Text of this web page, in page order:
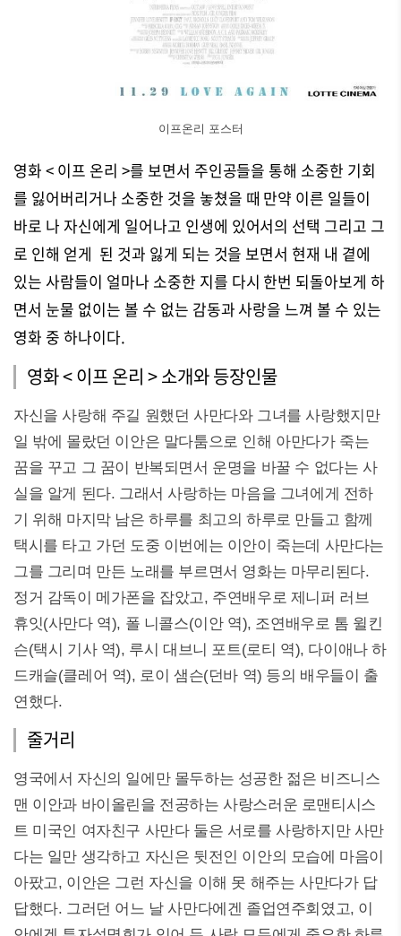
이프온리 포스터
영화 < 이프 온리 >를 보면서 주인공들을 통해 소중한 기회
를 잃어버리거나 소중한 것을 놓쳤을 때 만약 이른 일들이
바로 나 자신에게 일어나고 인생에 있어서의 선택 그리고 그
로 인해 얻게 된 것과 잃게 되는 것을 보면서 현재 내 곁에
있는 사람들이 얼마나 소중한 지를 다시 한번 되돌아보게 하
면서 눈물 없이는 볼 수 없는 감동과 사랑을 느껴 볼 수 있는
영화 중 하나이다.
영화 < 이프 온리 > 소개와 등장인물
자신을 사랑해 주길 원했던 사만다와 그녀를 사랑했지만
일 밖에 몰랐던 이안은 말다툼으로 인해 아만다가 죽는
꿈을 꾸고 그 꿈이 반복되면서 운명을 바꿀 수 없다는 사
실을 알게 된다. 그래서 사랑하는 마음을 그녀에게 전하
기 위해 마지막 남은 하루를 최고의 하루로 만들고 함께
택시를 타고 가던 도중 이번에는 이안이 죽는데 사만다는
그를 그리며 만든 노래를 부르면서 영화는 마무리된다.
정거 감독이 메가폰을 잡았고, 주연배우로 제니퍼 러브
휴잇(사만다 역), 폴 니콜스(이안 역), 조연배우로 톰 윌킨
슨(택시 기사 역), 루시 대브니 포트(로티 역), 다이애나 하
드캐슬(클레어 역), 로이 샘슨(던바 역) 등의 배우들이 출
연했다.
줄거리
영국에서 자신의 일에만 몰두하는 성공한 젊은 비즈니스
맨 이안과 바이올린을 전공하는 사랑스러운 로맨티시스
트 미국인 여자친구 사만다 둘은 서로를 사랑하지만 사만
다는 일만 생각하고 자신은 뒷전인 이안의 모습에 마음이
아팠고, 이안은 그런 자신을 이해 못 해주는 사만다가 답
답했다. 그러던 어느 날 사만다에겐 졸업연주회였고, 이